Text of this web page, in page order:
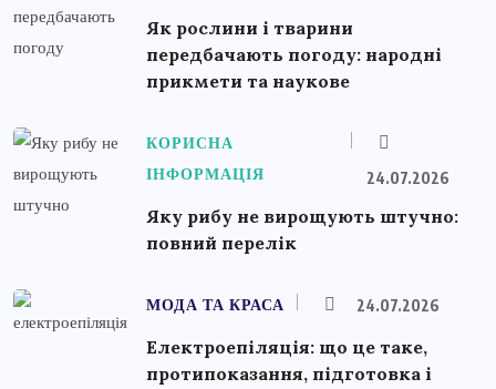
Як рослини і тварини
передбачають погоду: народні
прикмети та наукове
КОРИСНА
ІНФОРМАЦІЯ
24.07.2026
Яку рибу не вирощують штучно:
повний перелік
МОДА ТА КРАСА 24.07.2026
Електроепіляція: що це таке,
протипоказання, підготовка і